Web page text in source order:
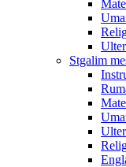
Stgalim